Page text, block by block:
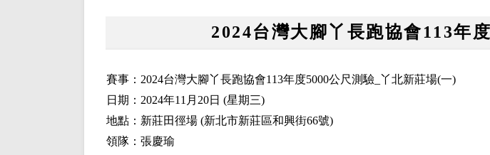
2024台灣大腳丫長跑協會113年
賽事：2024台灣大腳丫長跑協會113年度5000公尺測驗_丫北新莊場(一)
日期：2024年11月20日 (星期三)
地點：新莊田徑場 (新北市新莊區和興街66號)
領隊：張慶瑜